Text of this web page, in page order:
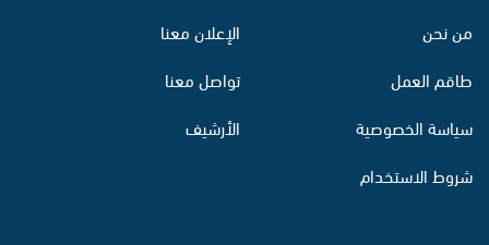
من نحن
طاقم العمل
سياسة الخصوصية
شروط الاستخدام
الإعلان معنا
تواصل معنا
الأرشيف